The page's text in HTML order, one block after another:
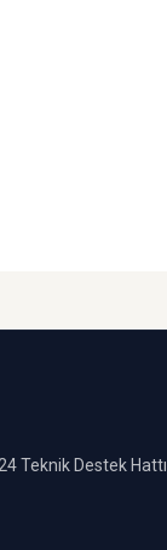
Teknik Destek Hattı